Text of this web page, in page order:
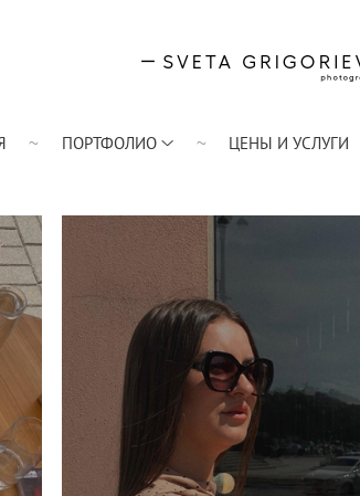
ПОРТФОЛИО ЦЕНЫ И УСЛУГИ